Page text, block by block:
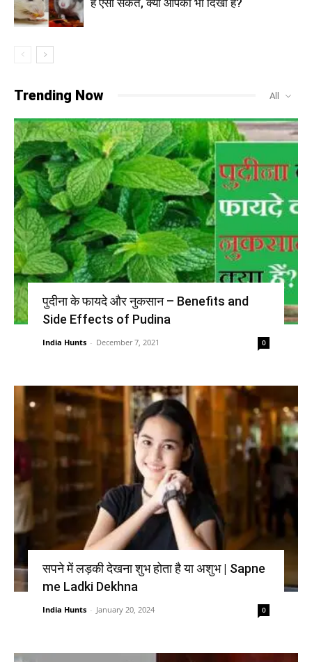
Trending Now All
पुदीना के फायदे और नुकसान – Benefits and
Side Effects of Pudina
India Hunts - December 7, 2021 0
सपने में लड़की देखना शुभ होता है या अशुभ | Sapne
me Ladki Dekhna
India Hunts - January 20, 2024 0